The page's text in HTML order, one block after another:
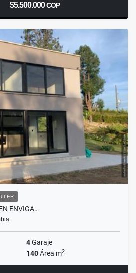
$5.500.000COP
ENVIGA…
4Garaje
140Área m2